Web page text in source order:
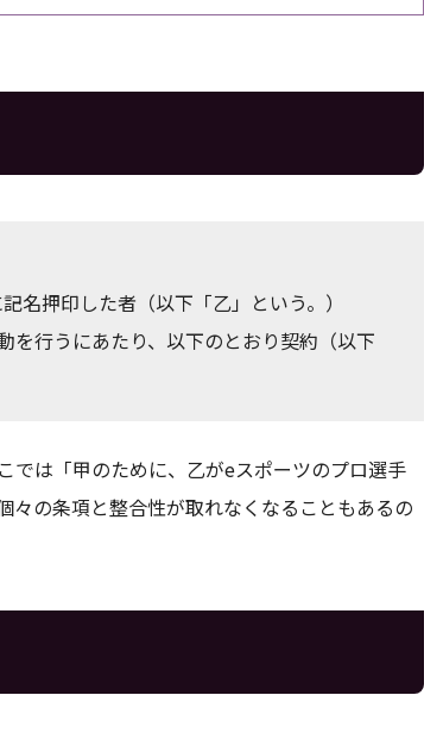
押印した者（以下「乙」という。）
を行うにあたり、以下のとおり契約（以下
では「甲のために、乙がeスポーツのプロ選手
々の条項と整合性が取れなくなることもあるの